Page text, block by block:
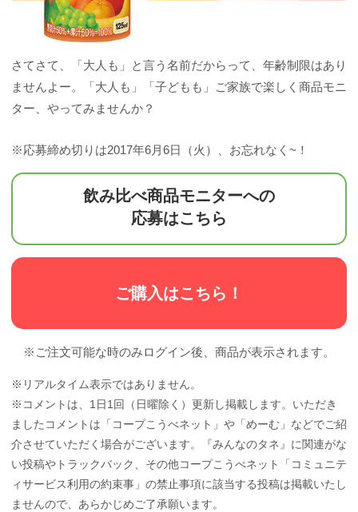
さてさて、「大人も」と言う名前だからって、年齢制限はあり
ませんよー。「大人も」「子どもも」ご家族で楽しく商品モニ
ター、やってみませんか？
※応募締め切りは2017年6月6日（火）、お忘れなく~！
飲み比べ商品モニターへの
応募はこちら
ご購入はこちら！
※ご注文可能な時のみログイン後、商品が表示されます。
※リアルタイム表示ではありません。
※コメントは、1日1回（日曜除く）更新し掲載します。いただき
ましたコメントは「コープこうべネット」や「めーむ」などでご紹
介させていただく場合がございます。『みんなのタネ』に関連がな
い投稿やトラックバック、その他コープこうべネット「コミュニテ
ィサービス利用の約束事」の禁止事項に該当する投稿は掲載いたし
ませんので、あらかじめご了承願います。